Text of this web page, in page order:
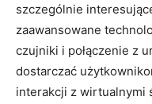
szczególnie
zaawansowane
czujniki i połączenie z
dostarczać
interakcji z wirtualnymi